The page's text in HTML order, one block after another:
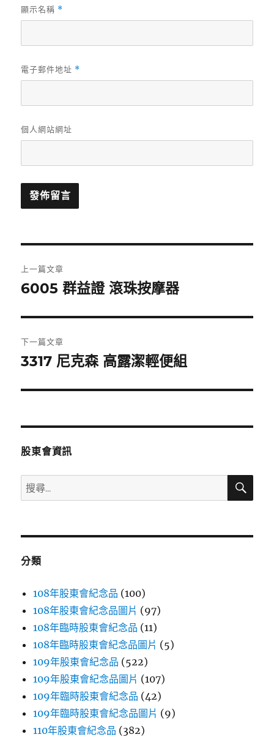
顯示名稱 *
電子郵件地址 *
個人網站網址
章
覽
上一篇文章
上
篇
文
章:
6005 群益證 滾珠按摩器
下一篇文章
下
篇
章:
3317 尼克森 高露潔輕便組
股東會資訊
搜
尋
鍵
搜
分類
108年股東會紀念品 (100)
108年股東會紀念品圖片 (97)
108年臨時股東會紀念品 (11)
108年臨時股東會紀念品圖片 (5)
109年股東會紀念品 (522)
109年股東會紀念品圖片 (107)
109年臨時股東會紀念品 (42)
109年臨時股東會紀念品圖片 (9)
110年股東會紀念品 (382)